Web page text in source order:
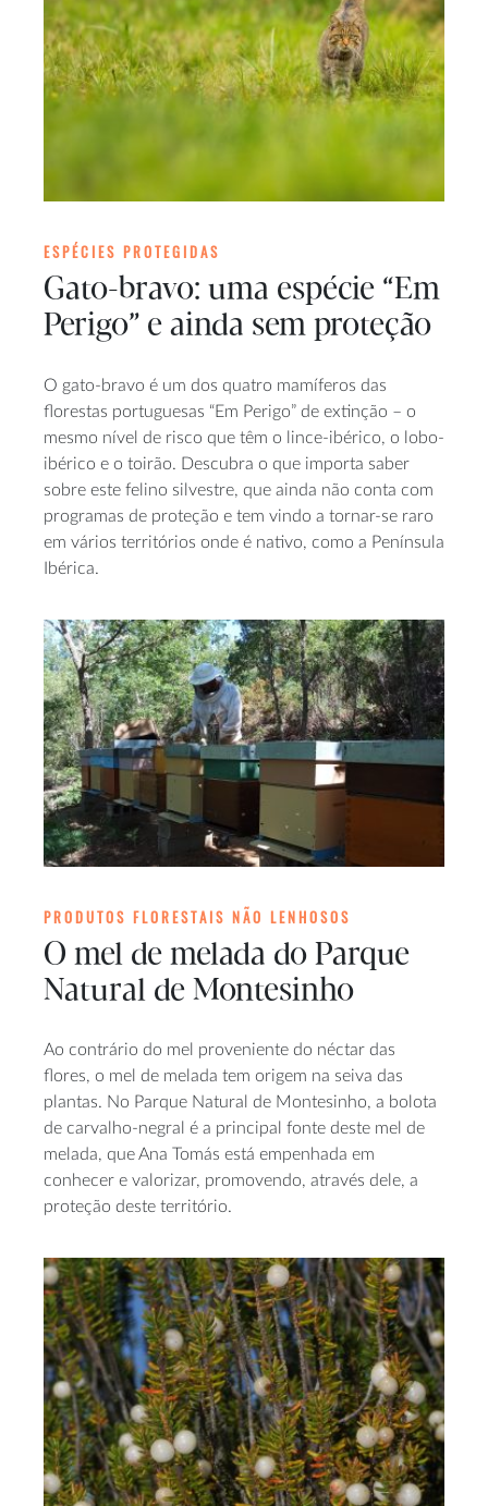
ESPÉCIES PROTEGIDAS
Gato-bravo: uma espécie “Em
Perigo” e ainda sem proteção
O gato-bravo é um dos quatro mamíferos das
florestas portuguesas “Em Perigo” de extinção – o
mesmo nível de risco que têm o lince-ibérico, o lobo-
ibérico e o toirão. Descubra o que importa saber
sobre este felino silvestre, que ainda não conta com
programas de proteção e tem vindo a tornar-se raro
em vários territórios onde é nativo, como a Península
Ibérica.
PRODUTOS FLORESTAIS NÃO LENHOSOS
O mel de melada do Parque
Natural de Montesinho
Ao contrário do mel proveniente do néctar das
flores, o mel de melada tem origem na seiva das
plantas. No Parque Natural de Montesinho, a bolota
de carvalho-negral é a principal fonte deste mel de
melada, que Ana Tomás está empenhada em
conhecer e valorizar, promovendo, através dele, a
proteção deste território.